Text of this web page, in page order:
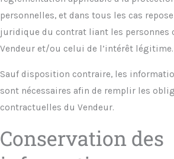
personnelles, et dans tous les cas
juridique du contrat liant les personnes
Vendeur et/ou celui de l’intérêt légitime.
Sauf disposition contraire, les
sont nécessaires afin de remplir les
contractuelles du Vendeur.
Conservation des